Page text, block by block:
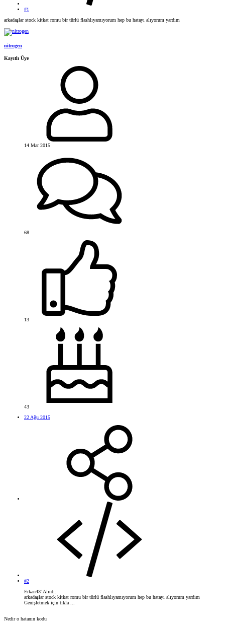
#1
arkadaşlar stock kitkat romu bir türlü flashlıyamıyorum hep bu hatayı alıyorum yardım
nitrogen
Kayıtlı Üye
14 Mar 2015
68
13
43
22 Ağu 2015
#2
Erkan43' Alıntı:
arkadaşlar stock kitkat romu bir türlü flashlıyamıyorum hep bu hatayı alıyorum yardım
Genişletmek için tıkla ...
Nedir o hatanın kodu